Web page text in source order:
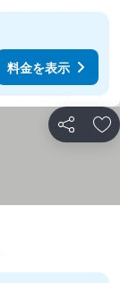
料金を表示
シェア お